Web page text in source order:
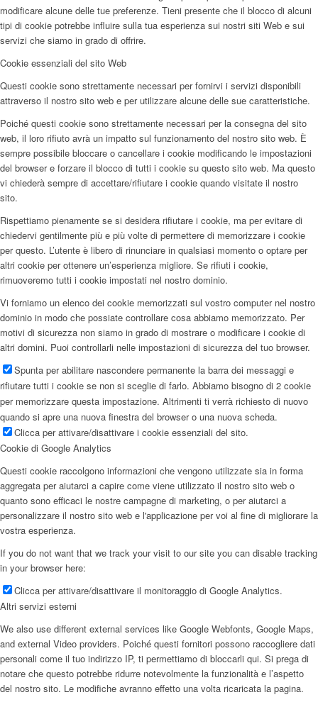
modificare alcune delle tue preferenze. Tieni presente che il blocco di alcuni
tipi di cookie potrebbe influire sulla tua esperienza sui nostri siti Web e sui
servizi che siamo in grado di offrire.
Cookie essenziali del sito Web
Questi cookie sono strettamente necessari per fornirvi i servizi disponibili
attraverso il nostro sito web e per utilizzare alcune delle sue caratteristiche.
Poiché questi cookie sono strettamente necessari per la consegna del sito
web, il loro rifiuto avrà un impatto sul funzionamento del nostro sito web. È
sempre possibile bloccare o cancellare i cookie modificando le impostazioni
del browser e forzare il blocco di tutti i cookie su questo sito web. Ma questo
vi chiederà sempre di accettare/rifiutare i cookie quando visitate il nostro
sito.
Rispettiamo pienamente se si desidera rifiutare i cookie, ma per evitare di
chiedervi gentilmente più e più volte di permettere di memorizzare i cookie
per questo. L’utente è libero di rinunciare in qualsiasi momento o optare per
altri cookie per ottenere un’esperienza migliore. Se rifiuti i cookie,
rimuoveremo tutti i cookie impostati nel nostro dominio.
Vi forniamo un elenco dei cookie memorizzati sul vostro computer nel nostro
dominio in modo che possiate controllare cosa abbiamo memorizzato. Per
motivi di sicurezza non siamo in grado di mostrare o modificare i cookie di
altri domini. Puoi controllarli nelle impostazioni di sicurezza del tuo browser.
Spunta per abilitare nascondere permanente la barra dei messaggi e
rifiutare tutti i cookie se non si sceglie di farlo. Abbiamo bisogno di 2 cookie
per memorizzare questa impostazione. Altrimenti ti verrà richiesto di nuovo
quando si apre una nuova finestra del browser o una nuova scheda.
Clicca per attivare/disattivare i cookie essenziali del sito.
Cookie di Google Analytics
Questi cookie raccolgono informazioni che vengono utilizzate sia in forma
aggregata per aiutarci a capire come viene utilizzato il nostro sito web o
quanto sono efficaci le nostre campagne di marketing, o per aiutarci a
personalizzare il nostro sito web e l'applicazione per voi al fine di migliorare la
vostra esperienza.
If you do not want that we track your visit to our site you can disable tracking
in your browser here:
Clicca per attivare/disattivare il monitoraggio di Google Analytics.
Altri servizi esterni
We also use different external services like Google Webfonts, Google Maps,
and external Video providers. Poiché questi fornitori possono raccogliere dati
personali come il tuo indirizzo IP, ti permettiamo di bloccarli qui. Si prega di
notare che questo potrebbe ridurre notevolmente la funzionalità e l’aspetto
del nostro sito. Le modifiche avranno effetto una volta ricaricata la pagina.